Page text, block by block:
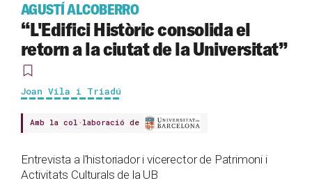
AGUSTÍ ALCOBERRO
“L'Edifici Històric consolida el
retorn a la ciutat de la Universitat”
Joan Vila i Triadú
Amb la col·laboració de
Entrevista a l'historiador i vicerector de Patrimoni i
Activitats Culturals de la UB